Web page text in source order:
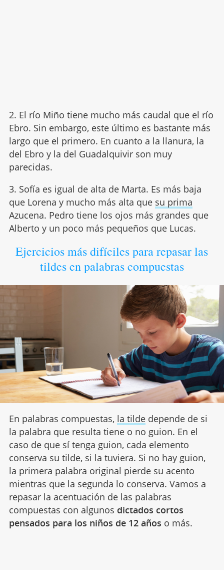
2. El río Miño tiene mucho más caudal que el río
Ebro. Sin embargo, este último es bastante más
largo que el primero. En cuanto a la llanura, la
del Ebro y la del Guadalquivir son muy
parecidas.
3. Sofía es igual de alta de Marta. Es más baja
que Lorena y mucho más alta que su prima
Azucena. Pedro tiene los ojos más grandes que
Alberto y un poco más pequeños que Lucas.
Ejercicios más difíciles para repasar las
tildes en palabras compuestas
En palabras compuestas, la tildedepende de si
la palabra que resulta tiene o no guion. En el
caso de que sí tenga guion, cada elemento
conserva su tilde, si la tuviera. Si no hay guion,
la primera palabra original pierde su acento
mientras que la segunda lo conserva. Vamos a
repasar la acentuación de las palabras
compuestas con algunos dictados cortos
pensados para los niños de 12 años o más.